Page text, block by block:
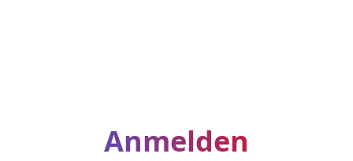
Anmelden
Anmelden